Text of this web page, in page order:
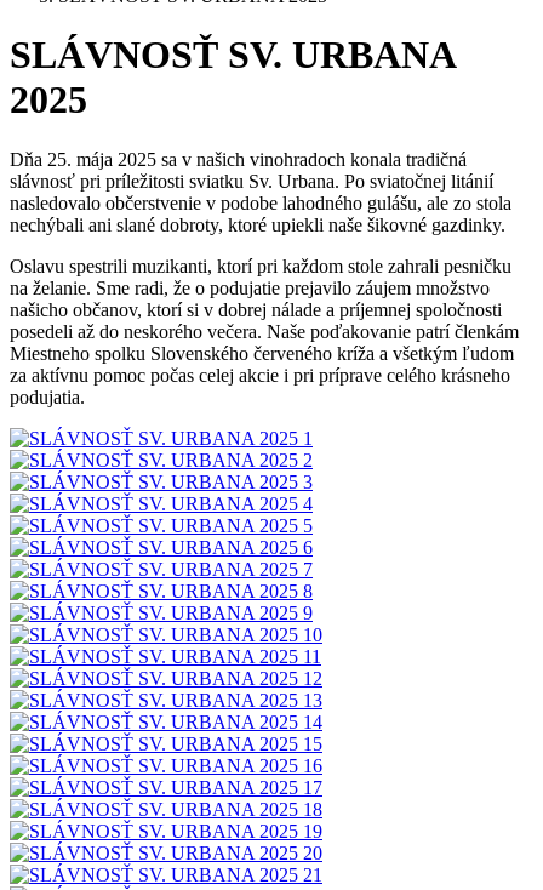
SLÁVNOSŤ SV. URBANA
2025
Dňa 25. mája 2025 sa v našich vinohradoch konala tradičná
slávnosť pri príležitosti sviatku Sv. Urbana. Po sviatočnej litánií
nasledovalo občerstvenie v podobe lahodného gulášu, ale zo stola
nechýbali ani slané dobroty, ktoré upiekli naše šikovné gazdinky.
Oslavu spestrili muzikanti, ktorí pri každom stole zahrali pesničku
na želanie. Sme radi, že o podujatie prejavilo záujem množstvo
našicho občanov, ktorí si v dobrej nálade a príjemnej spoločnosti
posedeli až do neskorého večera. Naše poďakovanie patrí členkám
Miestneho spolku Slovenského červeného kríža a všetkým ľudom
za aktívnu pomoc počas celej akcie i pri príprave celého krásneho
podujatia.